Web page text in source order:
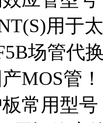
用于
场管代
MOS管！
常用型